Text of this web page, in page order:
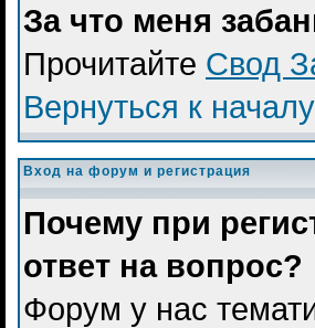
За что меня
Прочитайте Свод
Вернуться к началу
Вход на форум и регистрация
Почему при
ответ на вопрос?
Форум у нас